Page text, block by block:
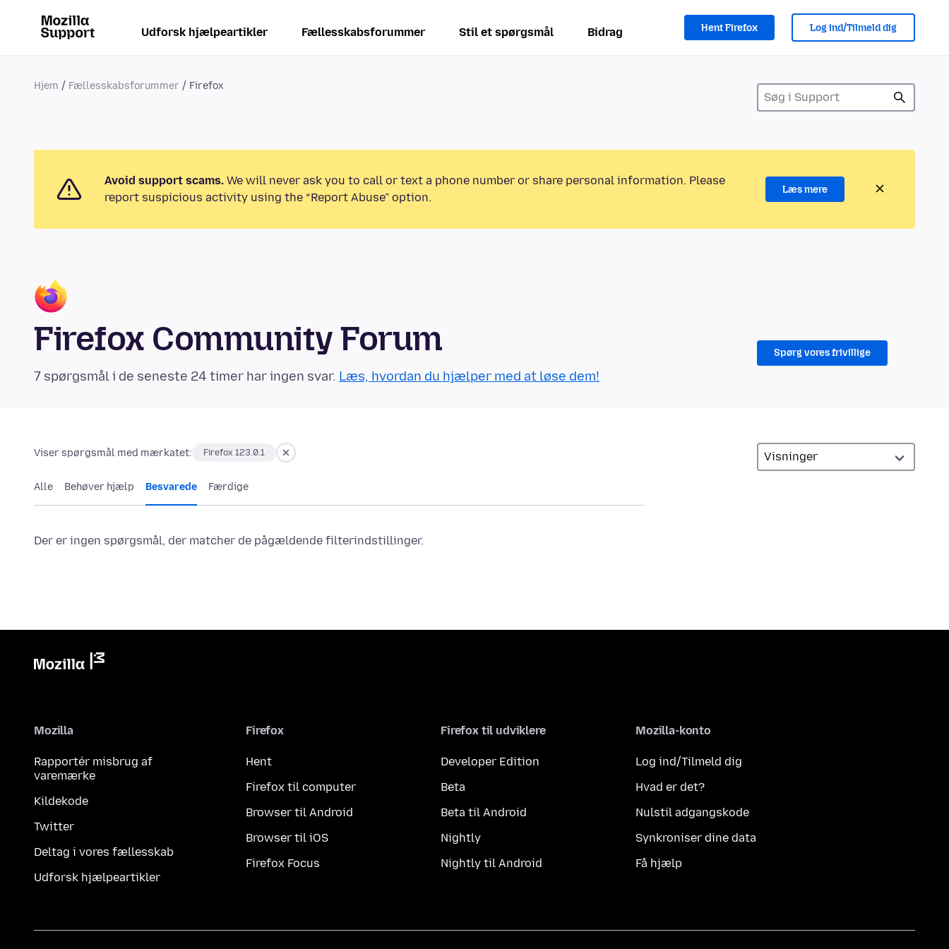
Udforsk hjælpeartikler Fællesskabsforummer Stil et spørgsmål Bidrag Hent Firefox Log ind/Tilmeld dig
Hjem Fællesskabsforummer Firefox
Avoid support scams. We will never ask you to call or text a phone number or share personal information. Please
report suspicious activity using the “Report Abuse” option.
Læs mere
Firefox Community Forum
7 spørgsmål i de seneste 24 timer har ingen svar. Læs, hvordan du hjælper med at løse dem!
Spørg vores frivillige
Viser spørgsmål med mærkatet: Firefox 123.0.1
Alle Behøver hjælp Besvarede Færdige
Der er ingen spørgsmål, der matcher de pågældende filterindstillinger.
Mozilla
Rapportér misbrug af
varemærke
Kildekode
Twitter
Deltag i vores fællesskab
Udforsk hjælpeartikler
Firefox
Hent
Firefox til computer
Browser til Android
Browser til iOS
Firefox Focus
Firefox til udviklere
Developer Edition
Beta
Beta til Android
Nightly
Nightly til Android
Mozilla-konto
Log ind/Tilmeld dig
Hvad er det?
Nulstil adgangskode
Synkroniser dine data
Få hjælp